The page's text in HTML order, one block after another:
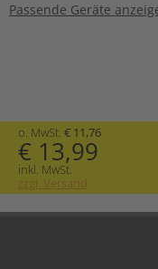
Passende Geräte
o. MwSt. € 11,76
€ 13,99
inkl. MwSt.
zzgl. Versand